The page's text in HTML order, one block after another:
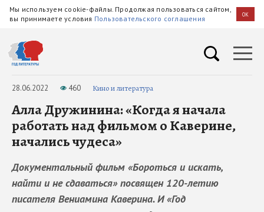
Мы используем cookie-файлы. Продолжая пользоваться сайтом,
вы принимаете условия Пользовательского соглашения OK
28.06.2022 460 Кино и литература
Алла Дружинина: «Когда я начала
работать над фильмом о Каверине,
начались чудеса»
Документальный фильм «Бороться и искать,
найти и не сдаваться» посвящен 120-летию
писателя Вениамина Каверина. И «Год